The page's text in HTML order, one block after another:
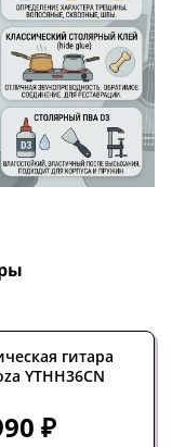
гитара
YTHH36CN
₽